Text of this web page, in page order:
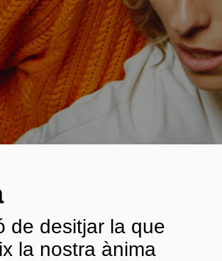
de desitjar la que
la nostra ànima